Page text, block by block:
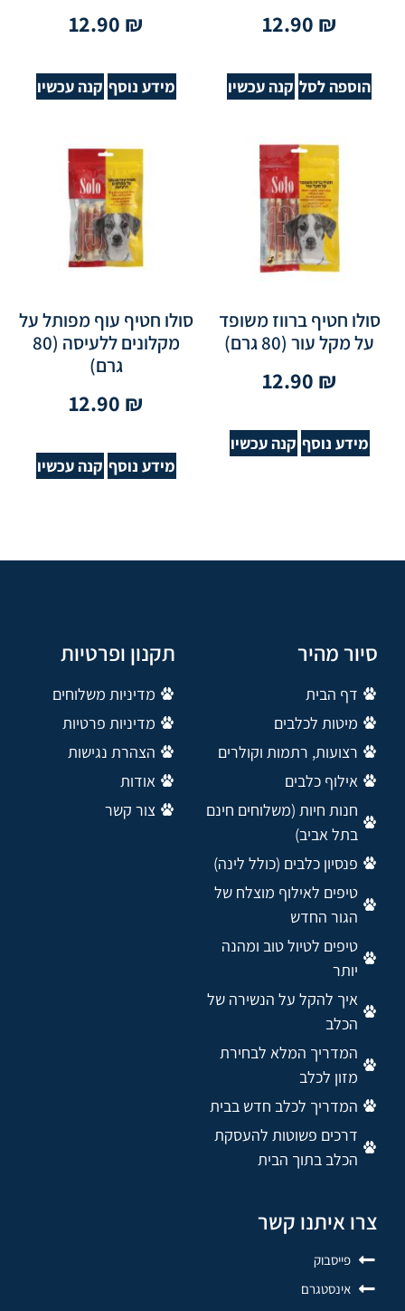
12.90 ₪
הוספה לסל קנה עכשיו
12.90 ₪
מידע נוסף קנה עכשיו
סולו חטיף ברווז משופד
על מקל עור (80 גרם)
12.90 ₪
מידע נוסף קנה עכשיו
סולו חטיף עוף מפותל על
מקלונים ללעיסה (80
גרם)
12.90 ₪
מידע נוסף קנה עכשיו
סיור מהיר
דף הבית
מיטות לכלבים
רצועות, רתמות וקולרים
אילוף כלבים
חנות חיות (משלוחים חינם
בתל אביב)
פנסיון כלבים (כולל לינה)
טיפים לאילוף מוצלח של
הגור החדש
טיפים לטיול טוב ומהנה
יותר
איך להקל על הנשירה של
הכלב
המדריך המלא לבחירת
מזון לכלב
המדריך לכלב חדש בבית
דרכים פשוטות להעסקת
הכלב בתוך הבית
תקנון ופרטיות
מדיניות משלוחים
מדיניות פרטיות
הצהרת נגישות
אודות
צור קשר
צרו איתנו קשר
פייסבוק
אינסטגרם